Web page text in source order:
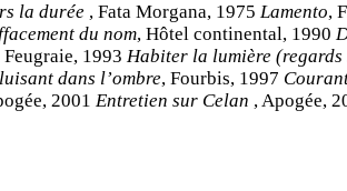
la durée , Fata Morgana, 1975 Lamento,
du nom, Hôtel continental, 1990
1993 Habiter la lumière
dans l’ombre, Fourbis, 1997
2001 Entretien sur Celan , Apogée,